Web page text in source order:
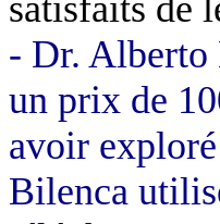
- Dr. Alberto
un prix de
avoir
Bilenca